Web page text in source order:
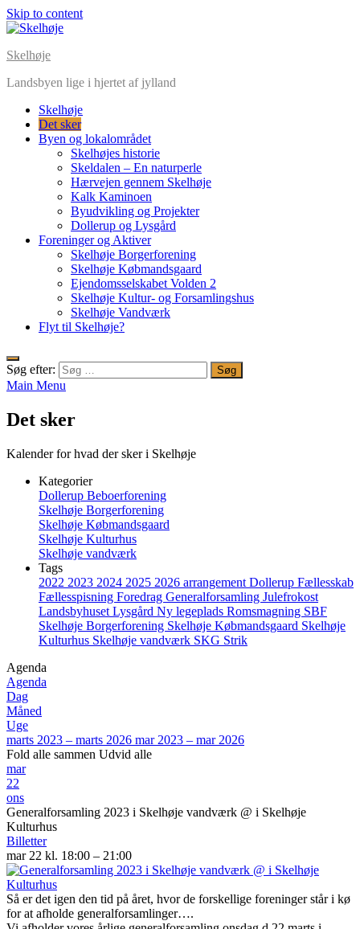
Skip to content
Skelhøje
Landsbyen lige i hjertet af jylland
Skelhøje
Det sker
Byen og lokalområdet
Skelhøjes historie
Skeldalen – En naturperle
Hærvejen gennem Skelhøje
Kalk Kaminoen
Byudvikling og Projekter
Dollerup og Lysgård
Foreninger og Aktiver
Skelhøje Borgerforening
Skelhøje Købmandsgaard
Ejendomsselskabet Volden 2
Skelhøje Kultur- og Forsamlingshus
Skelhøje Vandværk
Flyt til Skelhøje?
Søg efter:
Main Menu
Det sker
Kalender for hvad der sker i Skelhøje
Kategorier
Dollerup Beboerforening
Skelhøje Borgerforening
Skelhøje Købmandsgaard
Skelhøje Kulturhus
Skelhøje vandværk
Tags
2022 2023 2024 2025 2026 arrangement Dollerup Fællesskab
Fællesspisning Foredrag Generalforsamling Julefrokost
Landsbyhuset Lysgård Ny legeplads Romsmagning SBF
Skelhøje Borgerforening Skelhøje Købmandsgaard Skelhøje
Kulturhus Skelhøje vandværk SKG Strik
Agenda
Agenda
Dag
Måned
Uge
marts 2023 – marts 2026 mar 2023 – mar 2026
Fold alle sammen Udvid alle
mar
22
ons
Generalforsamling 2023 i Skelhøje vandværk @ i Skelhøje
Kulturhus
Billetter
mar 22 kl. 18:00 – 21:00
Så er det igen den tid på året, hvor de forskellige foreninger står i kø
for at afholde generalforsamlinger….